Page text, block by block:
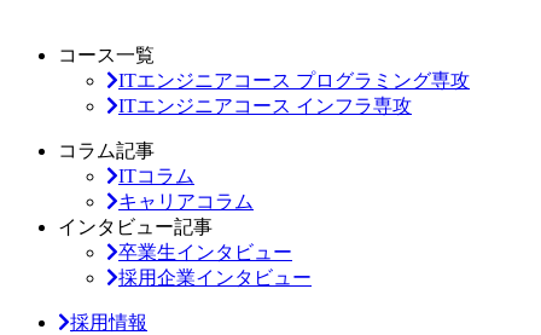
コース一覧
ITエンジニアコース プログラミング専攻
ITエンジニアコース インフラ専攻
コラム記事
ITコラム
キャリアコラム
インタビュー記事
卒業生インタビュー
採用企業インタビュー
採用情報